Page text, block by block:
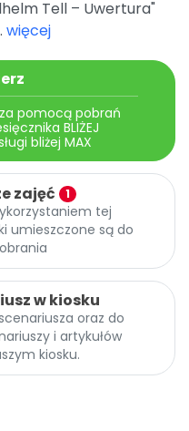
Tell – Uwertura"
więcej
pomocą pobrań
BLIŻEJ
bliżej MAX
zajęć 1
tej
umieszczone są do
w kiosku
oraz do
i artykułów
kiosku.